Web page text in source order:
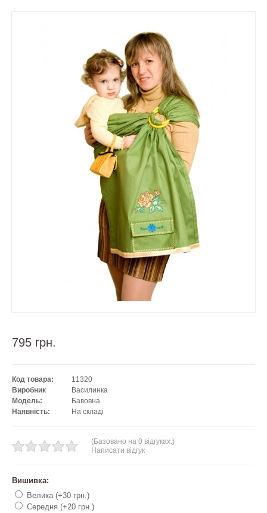
795 грн.
Код товара:
11320
Виробник
Василинка
Модель:
Бавовна
Наявність:
На складі
(Базовано на 0 відгуках.)
Написати відгук
Вишивка:
Велика (+30 грн.)
Середня (+20 грн.)